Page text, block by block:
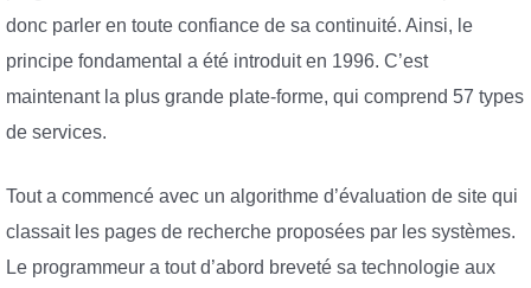
donc parler en toute confiance de sa continuité. Ainsi, le
principe fondamental a été introduit en 1996. C’est
maintenant la plus grande plate-forme, qui comprend 57 types
de services.
Tout a commencé avec un algorithme d’évaluation de site qui
classait les pages de recherche proposées par les systèmes.
Le programmeur a tout d’abord breveté sa technologie aux